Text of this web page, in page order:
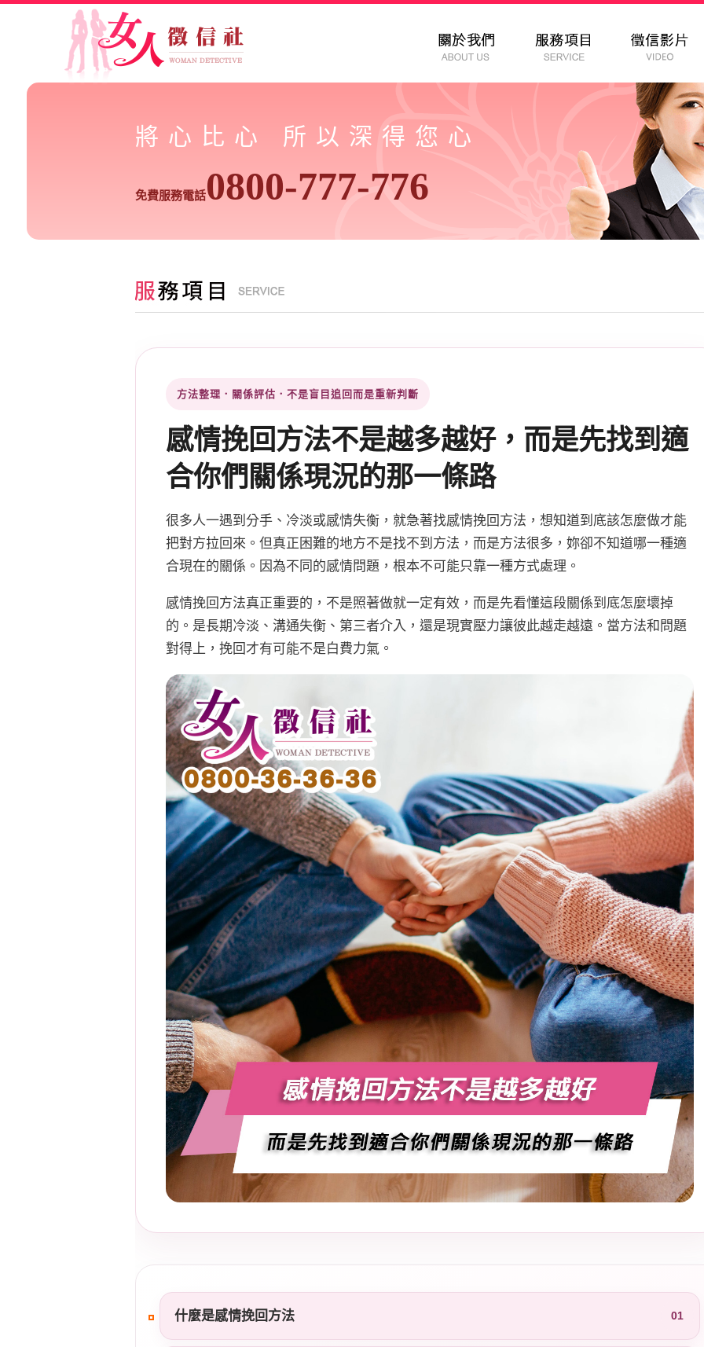
將心比心 所以深得您心
免費服務電話0800-777-776
方法整理．關係評估．不是盲目追回而是重新判斷
感情挽回方法不是越多越好，而是先找到適
合你們關係現況的那一條路
很多人一遇到分手、冷淡或感情失衡，就急著找感情挽回方法，想知道到底該怎麼做才能
把對方拉回來。但真正困難的地方不是找不到方法，而是方法很多，妳卻不知道哪一種適
合現在的關係。因為不同的感情問題，根本不可能只靠一種方式處理。
感情挽回方法真正重要的，不是照著做就一定有效，而是先看懂這段關係到底怎麼壞掉
的。是長期冷淡、溝通失衡、第三者介入，還是現實壓力讓彼此越走越遠。當方法和問題
對得上，挽回才有可能不是白費力氣。
什麼是感情挽回方法 01